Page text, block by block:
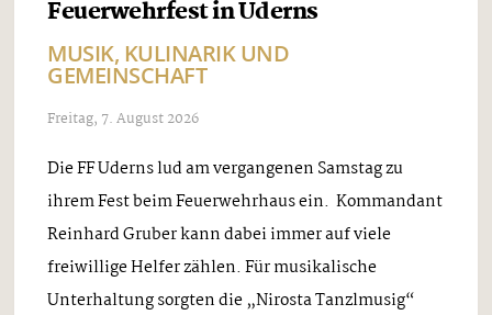
Feuerwehrfest in Uderns
MUSIK, KULINARIK UND
GEMEINSCHAFT
Freitag, 7. August 2026
Die FF Uderns lud am vergangenen Samstag zu
ihrem Fest beim Feuerwehrhaus ein. Kommandant
Reinhard Gruber kann dabei immer auf viele
freiwillige Helfer zählen. Für musikalische
Unterhaltung sorgten die „Nirosta Tanzlmusig“